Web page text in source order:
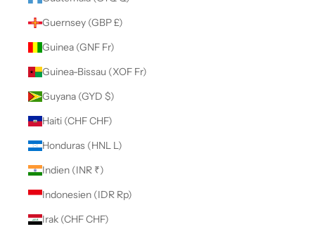
Guernsey (GBP £)
Guinea (GNF Fr)
Guinea-Bissau (XOF Fr)
Guyana (GYD $)
Haiti (CHF CHF)
Honduras (HNL L)
Indien (INR ₹)
Indonesien (IDR Rp)
Irak (CHF CHF)